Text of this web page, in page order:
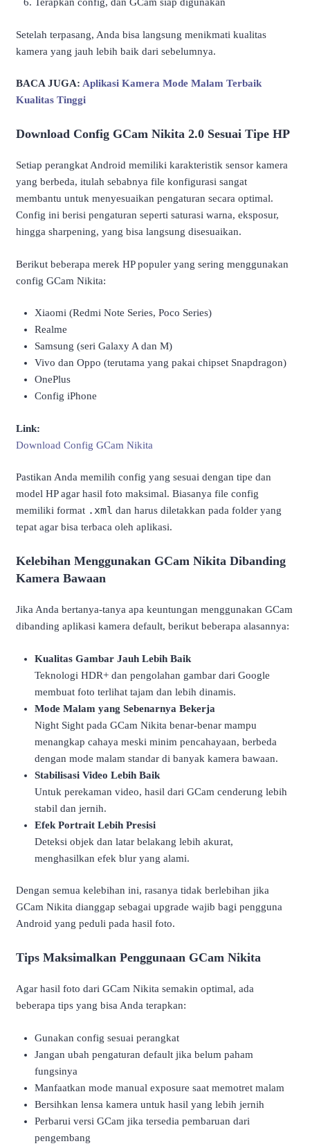
Terapkan config, dan GCam siap digunakan
Setelah terpasang, Anda bisa langsung menikmati kualitas
kamera yang jauh lebih baik dari sebelumnya.
BACA JUGA: Aplikasi Kamera Mode Malam Terbaik
Kualitas Tinggi
Download Config GCam Nikita 2.0 Sesuai Tipe HP
Setiap perangkat Android memiliki karakteristik sensor kamera
yang berbeda, itulah sebabnya file konfigurasi sangat
membantu untuk menyesuaikan pengaturan secara optimal.
Config ini berisi pengaturan seperti saturasi warna, eksposur,
hingga sharpening, yang bisa langsung disesuaikan.
Berikut beberapa merek HP populer yang sering menggunakan
config GCam Nikita:
Xiaomi (Redmi Note Series, Poco Series)
Realme
Samsung (seri Galaxy A dan M)
Vivo dan Oppo (terutama yang pakai chipset Snapdragon)
OnePlus
Config iPhone
Link:
Download Config GCam Nikita
Pastikan Anda memilih config yang sesuai dengan tipe dan
model HP agar hasil foto maksimal. Biasanya file config
memiliki format .xml dan harus diletakkan pada folder yang
tepat agar bisa terbaca oleh aplikasi.
Kelebihan Menggunakan GCam Nikita Dibanding
Kamera Bawaan
Jika Anda bertanya-tanya apa keuntungan menggunakan GCam
dibanding aplikasi kamera default, berikut beberapa alasannya:
Kualitas Gambar Jauh Lebih Baik
Teknologi HDR+ dan pengolahan gambar dari Google
membuat foto terlihat tajam dan lebih dinamis.
Mode Malam yang Sebenarnya Bekerja
Night Sight pada GCam Nikita benar-benar mampu
menangkap cahaya meski minim pencahayaan, berbeda
dengan mode malam standar di banyak kamera bawaan.
Stabilisasi Video Lebih Baik
Untuk perekaman video, hasil dari GCam cenderung lebih
stabil dan jernih.
Efek Portrait Lebih Presisi
Deteksi objek dan latar belakang lebih akurat,
menghasilkan efek blur yang alami.
Dengan semua kelebihan ini, rasanya tidak berlebihan jika
GCam Nikita dianggap sebagai upgrade wajib bagi pengguna
Android yang peduli pada hasil foto.
Tips Maksimalkan Penggunaan GCam Nikita
Agar hasil foto dari GCam Nikita semakin optimal, ada
beberapa tips yang bisa Anda terapkan:
Gunakan config sesuai perangkat
Jangan ubah pengaturan default jika belum paham
fungsinya
Manfaatkan mode manual exposure saat memotret malam
Bersihkan lensa kamera untuk hasil yang lebih jernih
Perbarui versi GCam jika tersedia pembaruan dari
pengembang